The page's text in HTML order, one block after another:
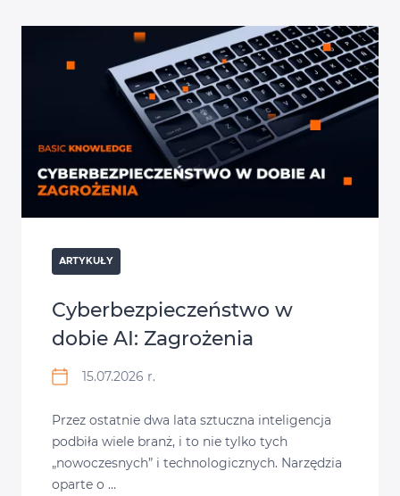
ARTYKUŁY
Cyberbezpieczeństwo w
dobie AI: Zagrożenia
15.07.2026 r.
Przez ostatnie dwa lata sztuczna inteligencja
podbiła wiele branż, i to nie tylko tych
„nowoczesnych” i technologicznych. Narzędzia
oparte o …